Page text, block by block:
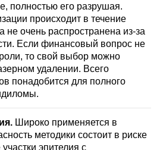
полностью его разрушая.
происходит в течение
не очень распространена из-за
Если финансовый вопрос не
то свой выбор можно
удалении. Всего
понадобится для полного
Широко применяется в
методики состоит в риске
эпителия с